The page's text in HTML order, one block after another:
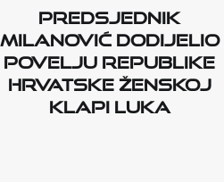
PREDSJEDNIK
MILANOVIĆ DODIJELIO
POVELJU REPUBLIKE
HRVATSKE ŽENSKOJ
KLAPI LUKA